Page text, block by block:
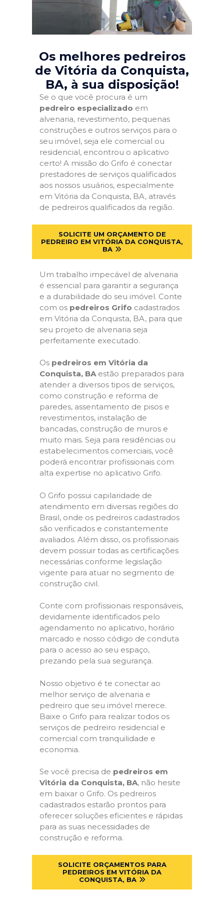
Os melhores pedreiros
de Vitória da Conquista,
BA, à sua disposição!
Se o que você procura é um
pedreiro especializado em
alvenaria, revestimento, pequenas
construções e outros serviços para o
seu imóvel, seja ele comercial ou
residencial, encontrou o aplicativo
certo! A missão do Grifo é conectar
prestadores de serviços qualificados
aos nossos usuários, especialmente
em Vitória da Conquista, BA, através
de pedreiros qualificados da região.
SOLICITE UM ORÇAMENTO DE
PEDREIRO EM VITÓRIA DA CONQUISTA,
BA
Um trabalho impecável de alvenaria
é essencial para garantir a segurança
e a durabilidade do seu imóvel. Conte
com os pedreiros Grifo cadastrados
em Vitória da Conquista, BA, para que
seu projeto de alvenaria seja
perfeitamente executado.
Os pedreiros em Vitória da
Conquista, BAestão preparados para
atender a diversos tipos de serviços,
como construção e reforma de
paredes, assentamento de pisos e
revestimentos, instalação de
bancadas, construção de muros e
muito mais. Seja para residências ou
estabelecimentos comerciais, você
poderá encontrar profissionais com
alta expertise no aplicativo Grifo.
O Grifo possui capilaridade de
atendimento em diversas regiões do
Brasil, onde os pedreiros cadastrados
são verificados e constantemente
avaliados. Além disso, os profissionais
devem possuir todas as certificações
necessárias conforme legislação
vigente para atuar no segmento de
construção civil.
Conte com profissionais responsáveis,
devidamente identificados pelo
agendamento no aplicativo, horário
marcado e nosso código de conduta
para o acesso ao seu espaço,
prezando pela sua segurança.
Nosso objetivo é te conectar ao
melhor serviço de alvenaria e
pedreiro que seu imóvel merece.
Baixe o Grifo para realizar todos os
serviços de pedreiro residencial e
comercial com tranquilidade e
economia.
Se você precisa de pedreiros em
Vitória da Conquista, BA, não hesite
em baixar o Grifo. Os pedreiros
cadastrados estarão prontos para
oferecer soluções eficientes e rápidas
para as suas necessidades de
construção e reforma.
SOLICITE ORÇAMENTOS PARA
PEDREIROS EM VITÓRIA DA
CONQUISTA, BA